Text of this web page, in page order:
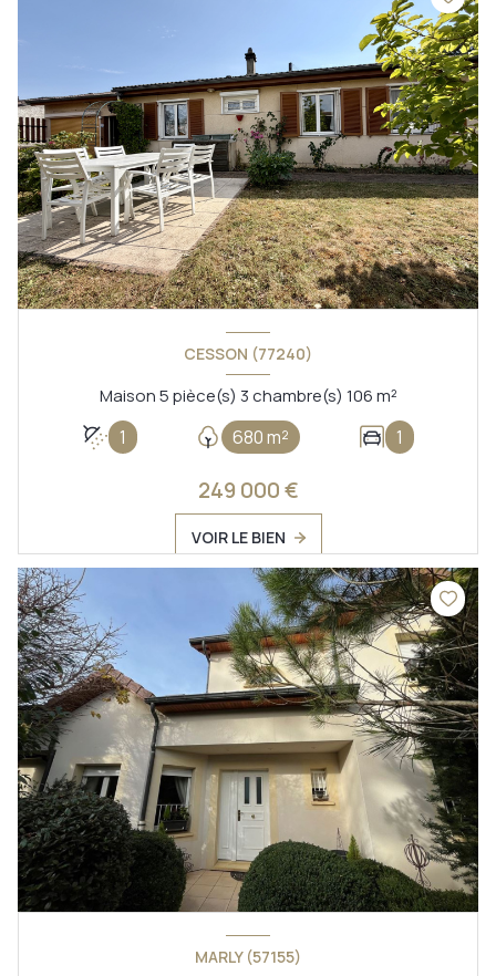
CESSON (77240)
Maison 5 pièce(s) 3 chambre(s) 106 m²
1 680 m² 1
249 000 €
VOIR LE BIEN
MARLY (57155)